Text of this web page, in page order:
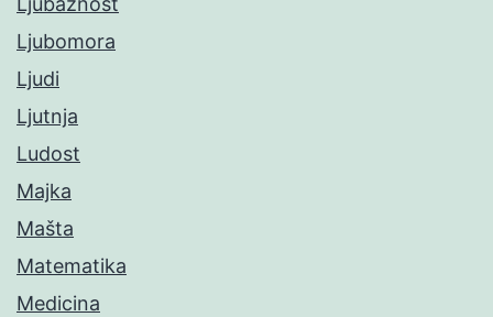
Ljubomora
Ljudi
Ljutnja
Ludost
Majka
Mašta
Matematika
Medicina